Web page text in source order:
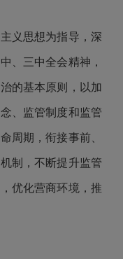
义思想为指导，深
、三中全会精神，
的基本原则，以加
、监管制度和监管
周期，衔接事前、
制，不断提升监管
优化营商环境，推